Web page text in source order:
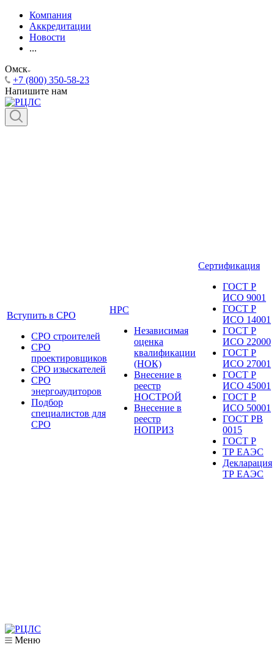
Компания
Аккредитации
Новости
...
Омск
+7 (800) 350-58-23
Напишите нам
Вступить в СРО
СРО строителей
СРО
проектировщиков
СРО изыскателей
СРО
энергоаудиторов
Подбор
специалистов для
СРО
НРС
Независимая
оценка
квалификации
(НОК)
Внесение в
реестр
НОСТРОЙ
Внесение в
реестр
НОПРИЗ
Сертификация
ГОСТ Р
ИСО 9001
ГОСТ Р
ИСО 14001
ГОСТ Р
ИСО 22000
ГОСТ Р
ИСО 27001
ГОСТ Р
ИСО 45001
ГОСТ Р
ИСО 50001
ГОСТ РВ
0015
ГОСТ Р
ТР ЕАЭС
Декларация
ТР ЕАЭС
Меню